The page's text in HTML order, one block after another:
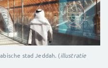
stad Jeddah. (illustratie